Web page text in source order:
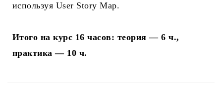
используя User Story Map.
Итого на курс 16 часов: теория — 6 ч.,
практика — 10 ч.